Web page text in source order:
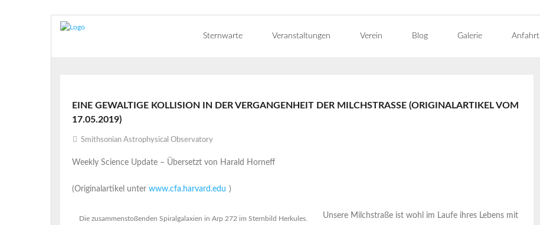
Sternwarte Veranstaltungen Verein Blog Galerie Anfahrt
EINE GEWALTIGE KOLLISION IN DER VERGANGENHEIT DER MILCHSTRASSE (ORIGINALARTIKEL VOM 1
7.05.2019)
Smithsonian Astrophysical Observatory
Weekly Science Update – Übersetzt von Harald Horneff
(Originalartikel unter www.cfa.harvard.edu )
Die zusammenstoßenden Spiralgalaxien in Arp 272 im Sternbild Herkules.
Unsere Milchstraße ist wohl im Laufe ihres Lebens mit